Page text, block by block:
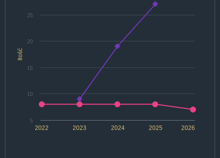
Ilość
2022 2024 2026
2023 2025
5
10
15
20
25